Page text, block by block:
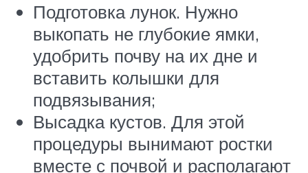
Подготовка лунок. Нужно
выкопать не глубокие ямки,
удобрить почву на их дне и
вставить колышки для
подвязывания;
Высадка кустов. Для этой
процедуры вынимают ростки
вместе с почвой и располагают